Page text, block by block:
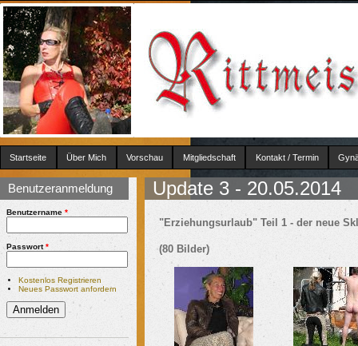
Startseite Über Mich Vorschau Mitgliedschaft Kontakt / Termin
Benutzeranmeldung
Benutzername *
Passwort*
Kostenlos Registrieren
Neues Passwort anfordern
Sie sind hier
Update 3 - 20.05.2014
"Erziehungsurlaub" Teil 1 - der neue
(80 Bilder)